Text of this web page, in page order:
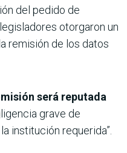
del pedido de
otorgaron un
remisión de los datos
será reputada
grave de
institución requerida”.